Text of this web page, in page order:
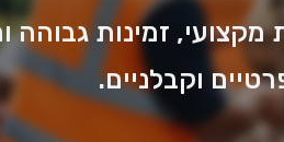
מקצועי, זמינות
וקבלניים.